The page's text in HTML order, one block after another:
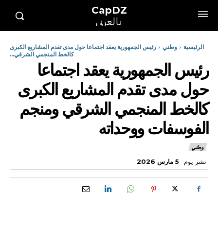
CapDZ
بالعربي
الرئيسية وطني
رئيس الجمهورية يعقد اجتماعا حول مدى تقدم المشاريع الكبرى
كالخط المنجمي الشرقي...
رئيس الجمهورية يعقد اجتماعا
حول مدى تقدم المشاريع الكبرى
كالخط المنجمي الشرقي ومنجم
الفوسفات ووحداته
وطني
نشر يوم 5 مارس 2026